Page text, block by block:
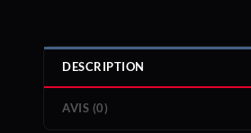
DESCRIPTION
AVIS (0)